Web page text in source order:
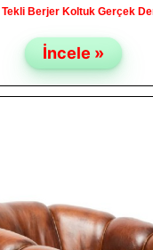
Berjer Koltuk Gerçek
İncele »